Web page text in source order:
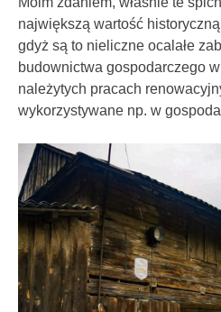
największą wartość
gdyż są to nieliczne ocalałe
budownictwa gospodarczego
należytych pracach
wykorzystywane np. w